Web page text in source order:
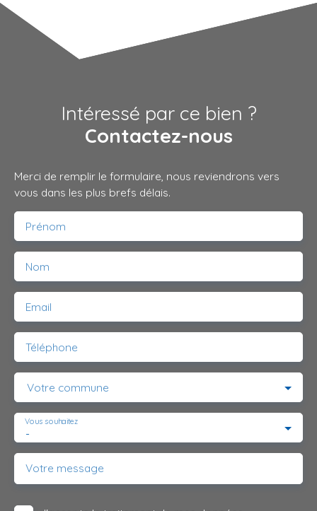
Intéressé par ce bien ?
Contactez-nous
Merci de remplir le formulaire, nous reviendrons vers
vous dans les plus brefs délais.
Prénom
Nom
Email
Téléphone
Votre commune
-
Vous souhaitez
Votre message